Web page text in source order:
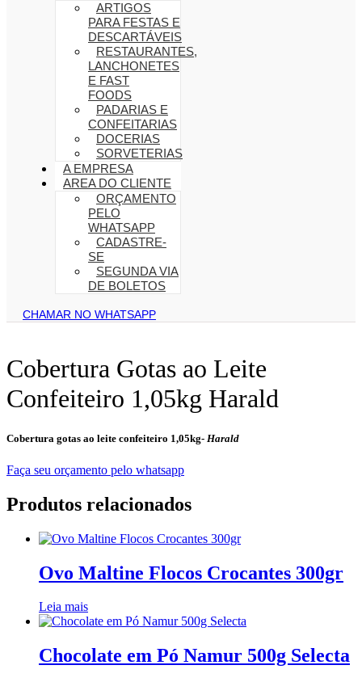
ARTIGOS
PARA FESTAS E
DESCARTÁVEIS
RESTAURANTES,
LANCHONETES
E FAST
FOODS
PADARIAS E
CONFEITARIAS
DOCERIAS
SORVETERIAS
A EMPRESA
AREA DO CLIENTE
ORÇAMENTO
PELO
WHATSAPP
CADASTRE-
SE
SEGUNDA VIA
DE BOLETOS
CHAMAR NO WHATSAPP
Cobertura Gotas ao Leite
Confeiteiro 1,05kg Harald
Cobertura gotas ao leite confeiteiro 1,05kg- Harald
Faça seu orçamento pelo whatsapp
Produtos relacionados
Ovo Maltine Flocos Crocantes 300gr
Leia mais
Chocolate em Pó Namur 500g Selecta